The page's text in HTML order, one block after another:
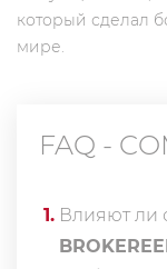
который сделал
мире.
FAQ -
1. Влияют ли